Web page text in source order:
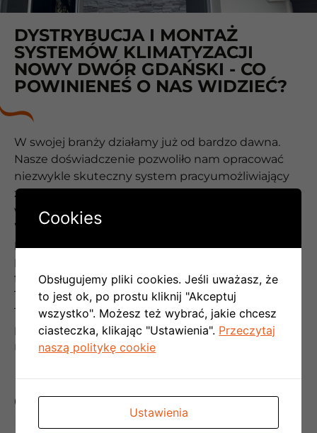
DYSTRYBUCJA I MONTAŻ
SYSTEMÓW KLIMATYZACJI
NOWY DWÓR GDAŃSKI - CO
POWINIENEŚ O NAS WIDZIEĆ?
W swojej branży działamy już od bardzo dawna.
Nasze doświadczenie pozwoliło nam opracować
niezwykle skuteczny system pracyumożliwiający
zapewnić każdemu klientowi satysfakcję z naszej
współpracy.
Współpraca z naszą firmą przebiega w stu
procentach profesjonalnie. Możesz być pewien, że
potraktujemy Cię wyjątkowo – taka jest już nasza
filozofia pracy. Naszym priorytetem jest spełnienie
Twoich oczekiwań i gwarancja satysfakcji.
Tylko w ten sposób możemy od lat utrzymywać
pozycję lidera na rynku klimatyzacji w
meijscowości Nowy Dwór Gdański.
OBSŁUGA NA NAJWYŻSZYM
Cookies
Obsługujemy pliki cookies. Jeśli uważasz, że
to jest ok, po prostu kliknij "Akceptuj
wszystko". Możesz też wybrać, jakie chcesz
ciasteczka, klikając "Ustawienia". Przeczytaj
naszą politykę cookie
Ustawienia